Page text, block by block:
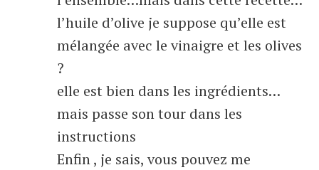
l’huile d’olive je suppose qu’elle est
mélangée avec le vinaigre et les olives
?
elle est bien dans les ingrédients…
mais passe son tour dans les
instructions
Enfin , je sais, vous pouvez me